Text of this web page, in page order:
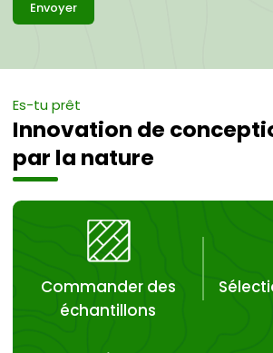
Envoyer
Es-tu prêt
Innovation de
par la nature
Commander des
échantillons